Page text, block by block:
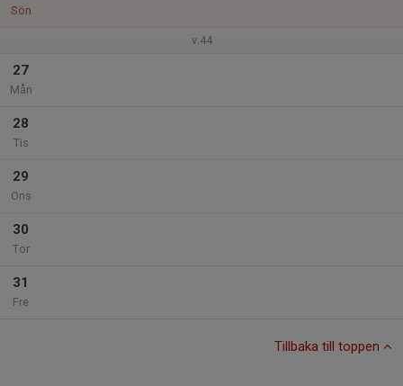
Sön
v.44
27
Mån
28
Tis
29
Ons
30
Tor
31
Fre
Tillbaka till toppen